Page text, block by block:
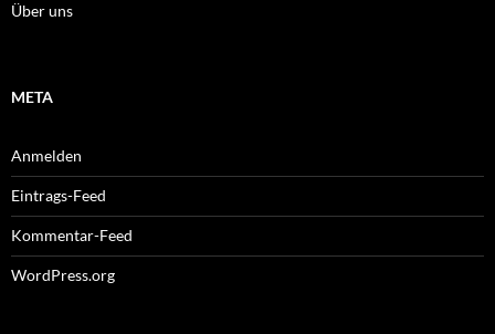
Über uns
META
Anmelden
Eintrags-Feed
Kommentar-Feed
WordPress.org